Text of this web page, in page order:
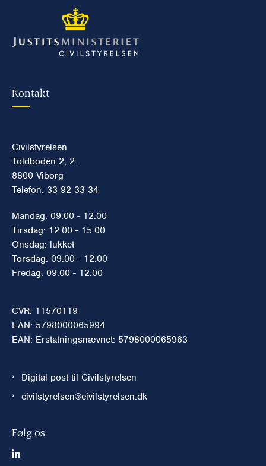
Kontakt
Civilstyrelsen
Toldboden 2, 2.
8800 Viborg
Telefon: 33 92 33 34
Mandag: 09.00 - 12.00
Tirsdag: 12.00 - 15.00
Onsdag: lukket
Torsdag: 09.00 - 12.00
Fredag: 09.00 - 12.00
CVR: 11570119
EAN: 5798000065994
EAN: Erstatningsnævnet: 5798000065963
Digital post til Civilstyrelsen
civilstyrelsen@civilstyrelsen.dk
Følg os